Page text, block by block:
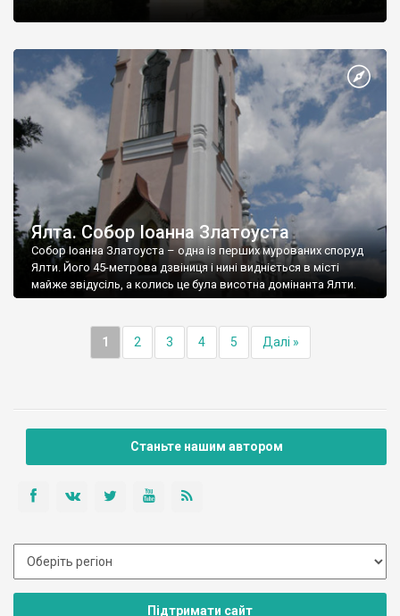
Ялта. Собор Іоанна Златоуста
Собор Іоанна Златоуста – одна із перших мурованих споруд
Ялти. Його 45-метрова дзвіниця і нині видніється в місті
майже звідусіль, а колись це була висотна домінанта Ялти.
1 2 3 4 5 Далі »
Станьте нашим автором
Підтримати сайт